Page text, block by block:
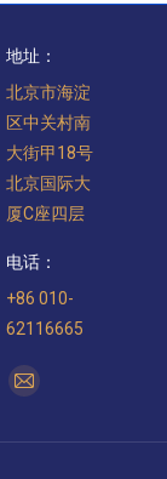
地址：
北京市海淀
区中关村南
大街甲18号
北京国际大
厦C座四层
电话：
+86 010-
62116665
找到我们：
Mail